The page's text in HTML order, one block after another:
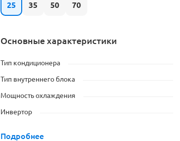
25 35 50 70
Основные характеристики
Тип кондиционера
Тип внутреннего блока
Мощность охлаждения
Инвертор
Подробнее